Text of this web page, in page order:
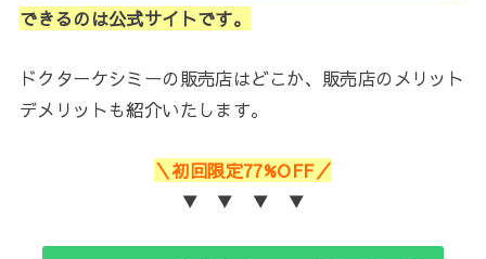
できるのは公式サイトです。
ドクターケシミーの販売店はどこか、販売店のメリット
デメリットも紹介いたします。
＼初回限定77%OFF／
▼ ▼ ▼ ▼